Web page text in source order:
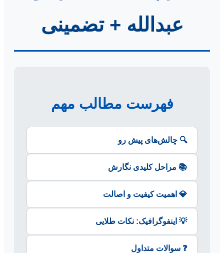
عبدالله + تضمینی
فهرست مطالب مهم
🔍 چالش‌های پیش رو
📚 مراحل کلیدی نگارش
💎 اهمیت کیفیت و اصالت
💡 اینفوگرافیک: نکات طلایی
❓ سوالات متداول